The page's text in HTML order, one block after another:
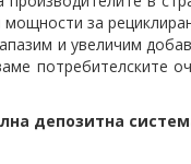
за
и увеличим
потребителските
депозитна